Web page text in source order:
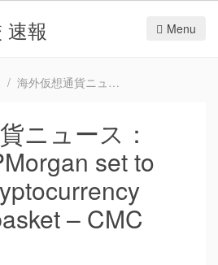
速報 Menu
海外仮想通貨ニュース：Updates JPMorgan set to launch a cryptocurrency ETF-style basket – CMC Markets
ニュース：
set to
– CMC